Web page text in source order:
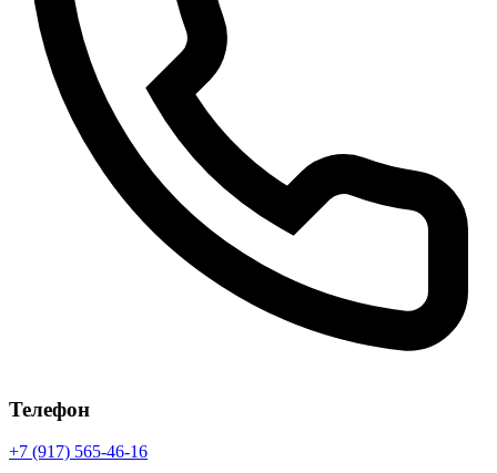
Телефон
+7 (917) 565-46-16